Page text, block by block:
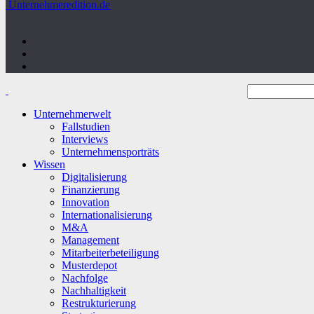
Unternehmeredition.de
Unternehmerwelt
Fallstudien
Interviews
Unternehmensporträts
Wissen
Digitalisierung
Finanzierung
Innovation
Internationalisierung
M&A
Management
Mitarbeiterbeteiligung
Musterdepot
Nachfolge
Nachhaltigkeit
Restrukturierung